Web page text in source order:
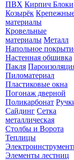
ПВХ Кирпич Блоки
Козырёк
материалы
Кровельные
материалы Металл
Напольное
Настенная обшивка
Пакля
Пиломатериал
Пластиковые окна
Погонаж дверной
Поликарбонат
Сайдинг Сетка
металлическая
Столбы и Ворота
Теплицы
Элементы лестниц